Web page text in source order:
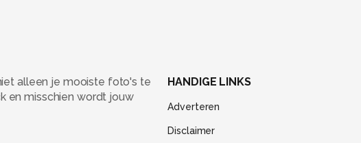
alleen je mooiste foto's te
en misschien wordt jouw
HANDIGE LINKS
Adverteren
Disclaimer